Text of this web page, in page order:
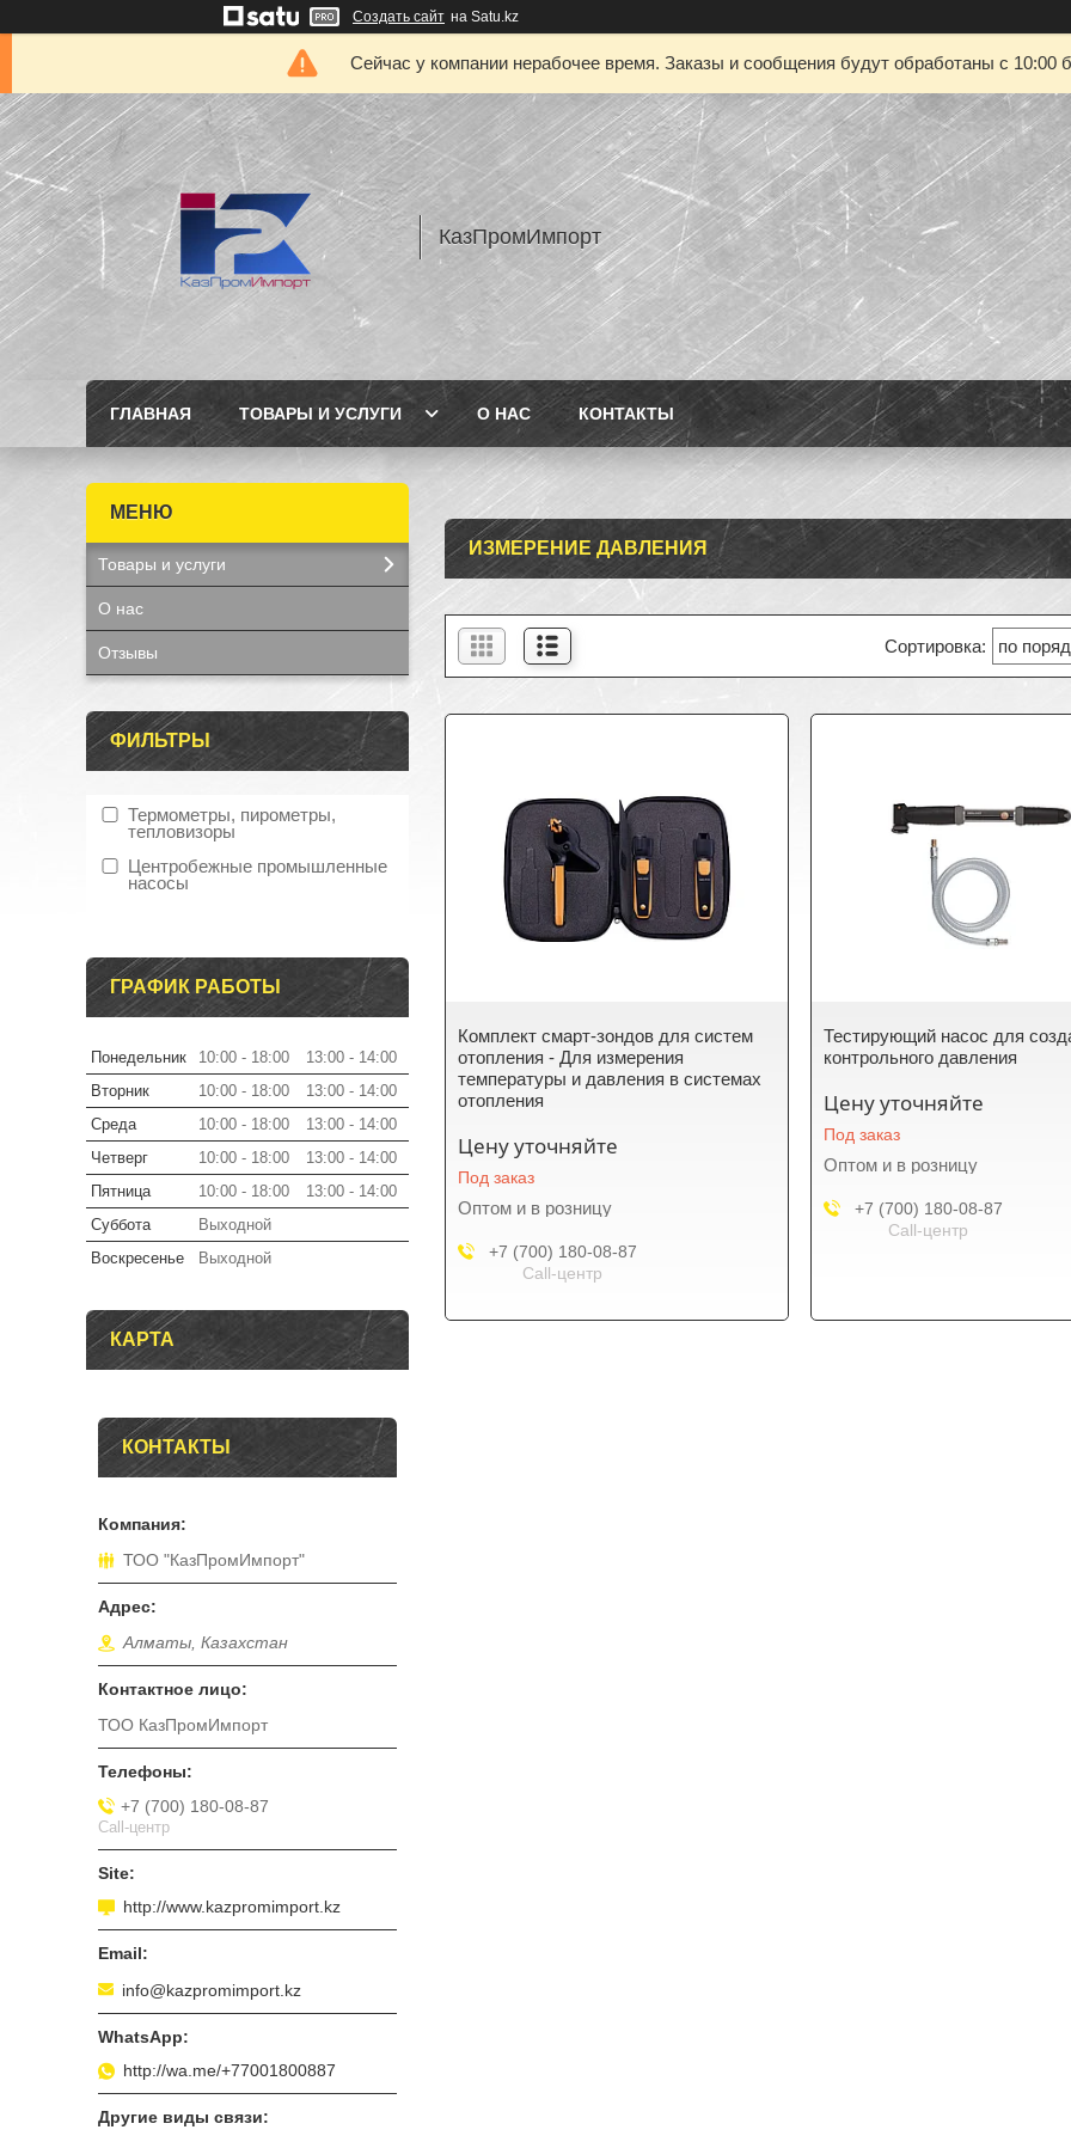
Создать сайт на Satu.kz
Сейчас у компании нерабочее время. Заказы и сообщения будут обработаны с 10:00
КазПромИмпорт
ГЛАВНАЯ ТОВАРЫ И УСЛУГИ О НАС КОНТАКТЫ
ИЗМЕРЕНИЕ ДАВЛЕНИЯ
Комплект смарт-зондов для систем
отопления - Для измерения
температуры и давления в системах
отопления
Цену уточняйте
Под заказ
Оптом и в розницу
+7 (700) 180-08-87
Call-центр
Тестирующий насос для
контрольного давления
Цену уточняйте
Под заказ
Оптом и в розницу
+7 (700) 180-08-87
Call-центр
Товары и услуги
О нас
Отзывы
ФИЛЬТРЫ
Термометры, пирометры,
тепловизоры
Центробежные промышленные
насосы
ГРАФИК РАБОТЫ
Понедельник 10:00 18:00 13:00
14:00
Вторник
10:00 18:00 13:00
14:00
Среда
10:00 18:00 13:00
14:00
Четверг
10:00 18:00 13:00
14:00
Пятница
10:00 18:00 13:00
14:00
Суббота
Выходной
Воскресенье
Выходной
КАРТА
КОНТАКТЫ
ТОО "КазПромИмпорт"
Алматы, Казахстан
ТОО КазПромИмпорт
+7 (700) 180-08-87
Call-центр
http://www.kazpromimport.kz
info@kazpromimport.kz
http://wa.me/+77001800887